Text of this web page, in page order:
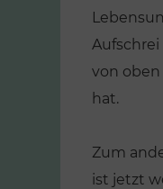
von oben
hat.
Zum
ist jetzt